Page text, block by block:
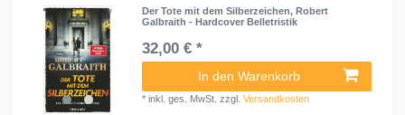
Der Tote mit dem Silberzeichen, Robert
Galbraith - Hardcover Belletristik
32,00 € *
In den Warenkorb
*inkl. ges. MwSt. zzgl.Versandkosten